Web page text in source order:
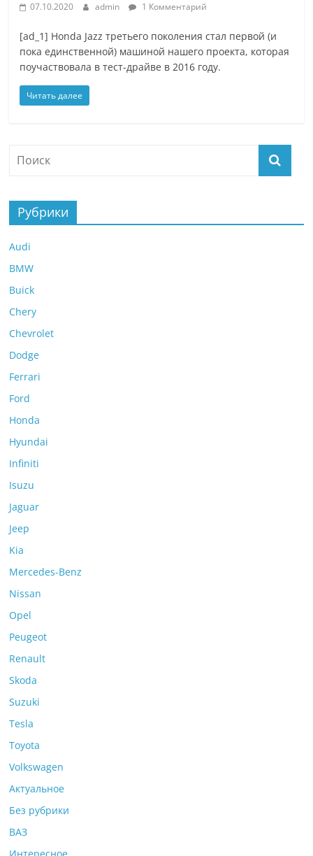
07.10.2020 admin 1 Комментарий
[ad_1] Honda Jazz третьего поколения стал первой (и
пока единственной) машиной нашего проекта, которая
поучаствовала в тест-драйве в 2016 году.
Читать далее
Рубрики
Audi
BMW
Buick
Chery
Chevrolet
Dodge
Ferrari
Ford
Honda
Hyundai
Infiniti
Isuzu
Jaguar
Jeep
Kia
Mercedes-Benz
Nissan
Opel
Peugeot
Renault
Skoda
Suzuki
Tesla
Toyota
Volkswagen
Актуальное
Без рубрики
ВАЗ